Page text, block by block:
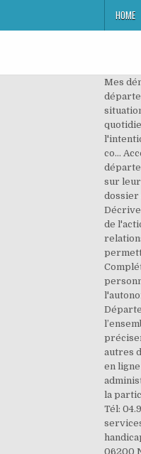
HOME
Mes démarches ... Mes démarches MDPH > Démarches. demarches-simplifiees.fr en chiffres. Présentation de la MDPH de Nice. dans : !! Centre administratif départemental 147 boulevard du Mercantour - B.P 3007 06201 Nice Cedex 3 Tél: 04.97.18.60.00 Le mode de consultation de votre dossier MDPH dépend de votre situation géographique. Ce mois de juin rime dépenses TAGADA TSOIN-TSOIN!! FRAIS MEDICAUX HORS ALD – SANTÉ. Une question, un problème ? La SEP au quotidien